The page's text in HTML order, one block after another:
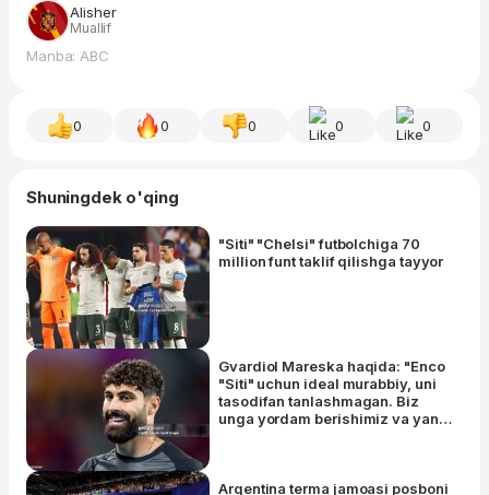
Alisher
Muallif
Manba: ABC
0 0 0 0 0
Shuningdek o'qing
"Siti" "Chelsi" futbolchiga 70
million funt taklif qilishga tayyor
Gvardiol Mareska haqida: "Enco
"Siti" uchun ideal murabbiy, uni
tasodifan tanlashmagan. Biz
unga yordam berishimiz va yangi
Argentina terma jamoasi posboni